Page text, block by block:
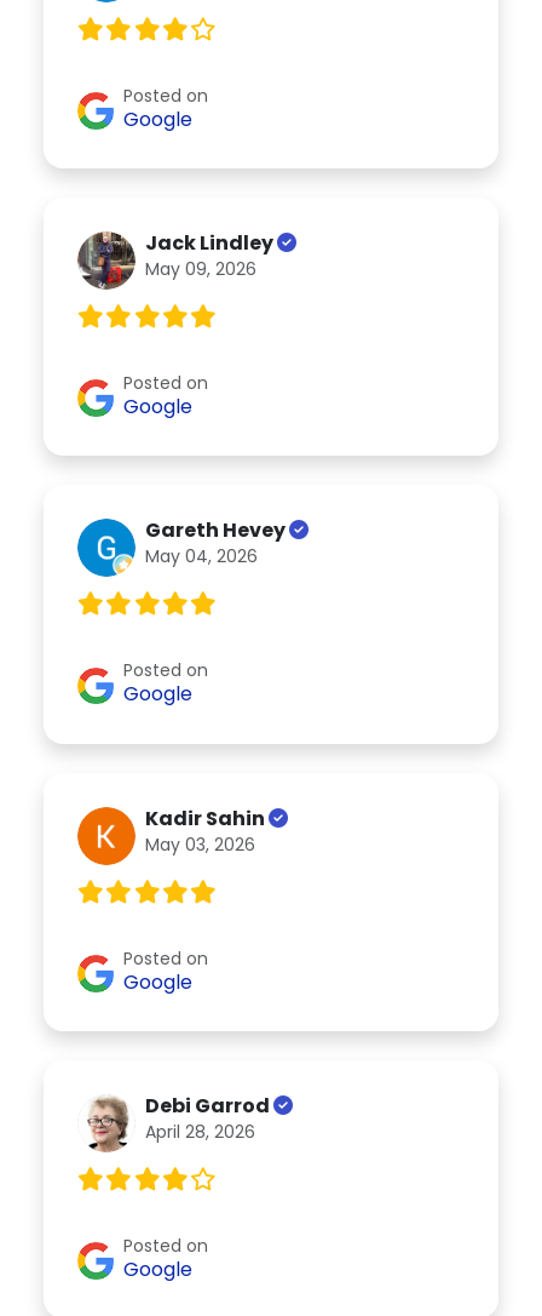
Posted on
Google
Jack Lindley
May 09, 2026
Posted on
Google
Gareth Hevey
May 04, 2026
Posted on
Google
Kadir Sahin
May 03, 2026
Posted on
Google
Debi Garrod
April 28, 2026
Posted on
Google